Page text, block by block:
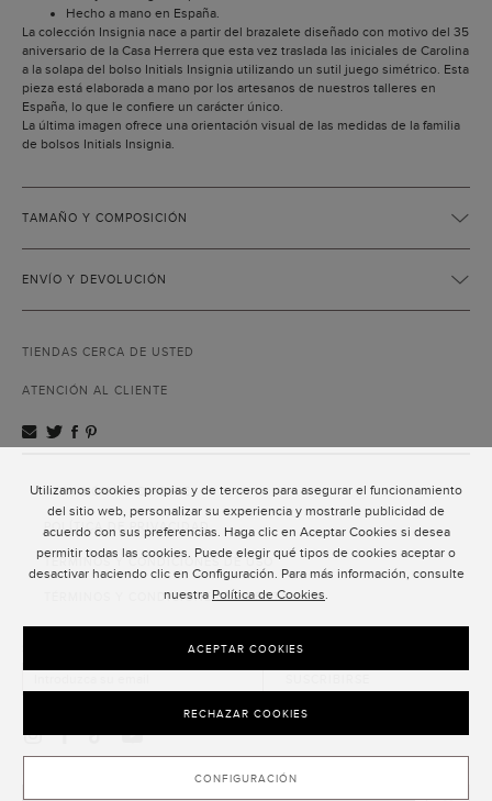
Utilizamos cookies propias y de terceros para asegurar el funcionamiento
del sitio web, personalizar su experiencia y mostrarle publicidad de
acuerdo con sus preferencias. Haga clic en Aceptar Cookies si desea
permitir todas las cookies. Puede elegir qué tipos de cookies aceptar o
desactivar haciendo clic en Configuración. Para más información, consulte
nuestra Política de Cookies.
CONFIGURACIÓN
RECHAZAR COOKIES
ACEPTAR COOKIES
Hecho a mano en España.
La colección Insignia nace a partir del brazalete diseñado con motivo del 35
aniversario de la Casa Herrera que esta vez traslada las iniciales de Carolina
a la solapa del bolso Initials Insignia utilizando un sutil juego simétrico. Esta
pieza está elaborada a mano por los artesanos de nuestros talleres en
España, lo que le confiere un carácter único.
La última imagen ofrece una orientación visual de las medidas de la familia
de bolsos Initials Insignia.
TAMAÑO Y COMPOSICIÓN
ENVÍO Y DEVOLUCIÓN
TIENDAS CERCA DE USTED
ATENCIÓN AL CLIENTE
ATENCIÓN AL CLIENTE
POLÍTICA DE PRIVACIDAD
TÉRMINOS Y CONDICIONES DE USO
TÉRMINOS Y CONDICIONES DE VENTA
SUSCRIPCIÓN AL NEWSLETTER